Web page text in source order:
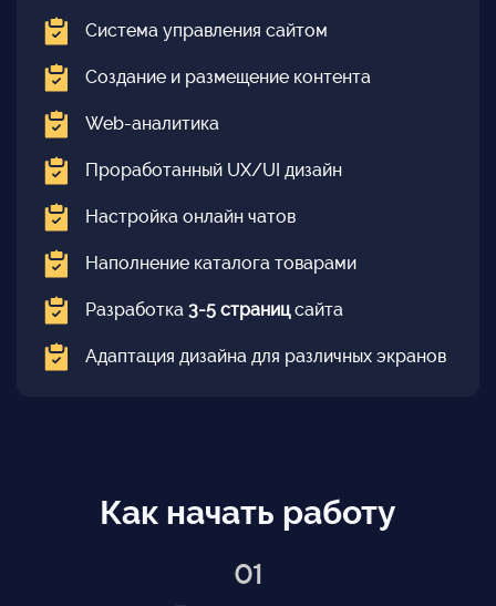
Система управления сайтом
Создание и размещение контента
Web-аналитика
Проработанный UX/UI дизайн
Настройка онлайн чатов
Наполнение каталога товарами
Разработка 3-5 страницсайта
Адаптация дизайна для различных экранов
Как начать работу
01